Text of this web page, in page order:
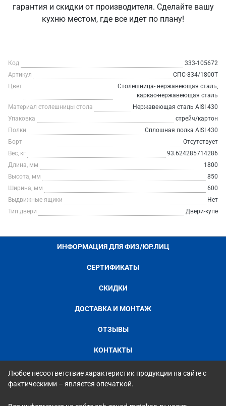
гарантия и скидки от производителя. Сделайте вашу
кухню местом, где все идет по плану!
Код
333-105672
Артикул
СПС-834/1800Т
Цвет
Столешница- нержавеющая сталь,
каркас-нержавеющая сталь
Материал столешницы стола
Нержавеющая сталь AISI 430
Упаковка
стрейч/картон
Полки
Сплошная полка AISI 430
Борт
Отсутствует
Вес, кг
93.624285714286
Длина, мм
1800
Высота, мм
850
Ширина, мм
600
Выдвижные ящики
Нет
Тип двери
Двери-купе
ИНФОРМАЦИЯ ДЛЯ ФИЗ/ЮР.ЛИЦ
СЕРТИФИКАТЫ
СКИДКИ
ДОСТАВКА И МОНТАЖ
ОТЗЫВЫ
КОНТАКТЫ
Любое несоответствие характеристик продукции на сайте с
фактическими – является опечаткой.